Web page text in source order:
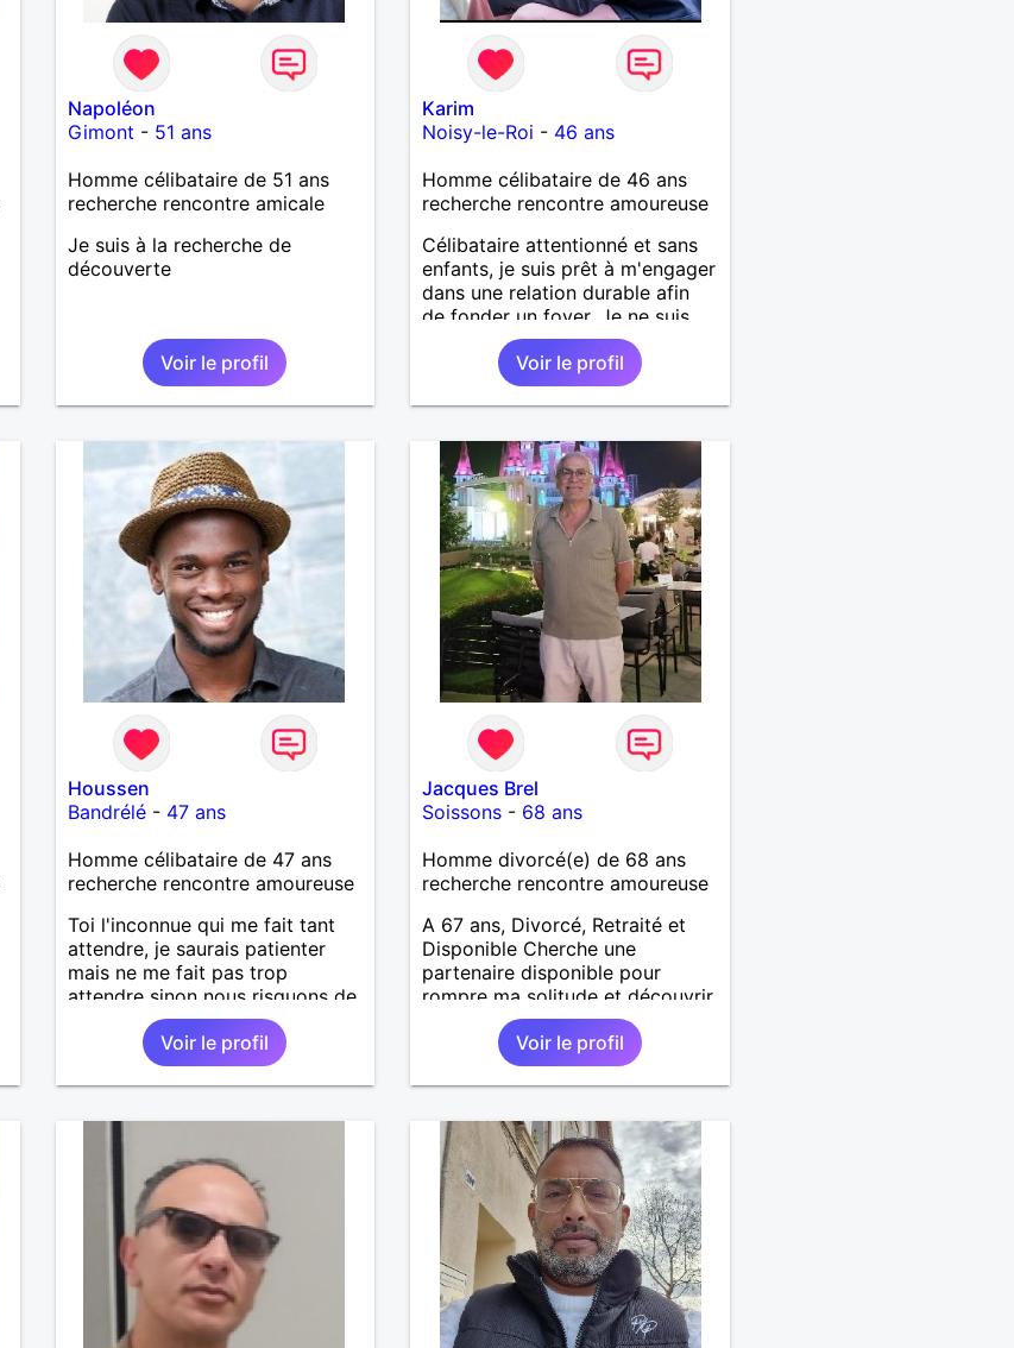
Napoléon
Gimont - 51 ans
Homme célibataire de 51 ans
recherche rencontre amicale
Je suis à la recherche de
découverte
Voir le profil
Karim
Noisy-le-Roi - 46 ans
Homme célibataire de 46 ans
recherche rencontre amoureuse
Célibataire attentionné et sans
enfants, je suis prêt à m'engager
dans une relation durable afin
de fonder un foyer. Je ne suis
pas adepte des sites de
rencontres, je préfère la
rencontre de visu : boire un
verre ou un dîner pourquoi pas.
? Côté professionnel, je
m'épanouis pleinement dans un
groupe aéronautique après avoir
fait mes études d'ingénieur et
de docteur à CentraleSupélec.
Je recherche une femme qui
aime l'art, la nature et qui soit
attentive aux autres, à
l'environnement et curieuse du
monde. PS. Je ne ronfle pas 🙂
Voir le profil
Houssen
Bandrélé- 47 ans
Homme célibataire de 47 ans
recherche rencontre amoureuse
Toi l'inconnue qui me fait tant
attendre, je saurais patienter
mais ne me fait pas trop
attendre sinon nous risquons de
passer à côté de quelque chose
de si beau... Habitant sur
Bandrélé je suis prêt à
rencontrer dans tout Mayotte si
les cas, merci de m'écrire j'y
répondrais à coup sûr.
Voir le profil
Jacques Brel
Soissons - 68 ans
Homme divorcé(e) de 68 ans
recherche rencontre amoureuse
A 67 ans, Divorcé, Retraité et
Disponible Cherche une
partenaire disponible pour
rompre ma solitude et découvrir
le monde
Voir le profil